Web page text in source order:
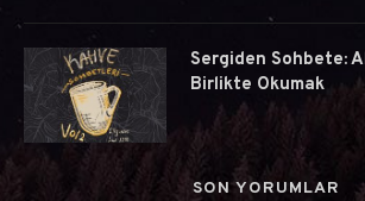
Sergiden Sohbete:
Birlikte Okumak
SON YORUMLAR